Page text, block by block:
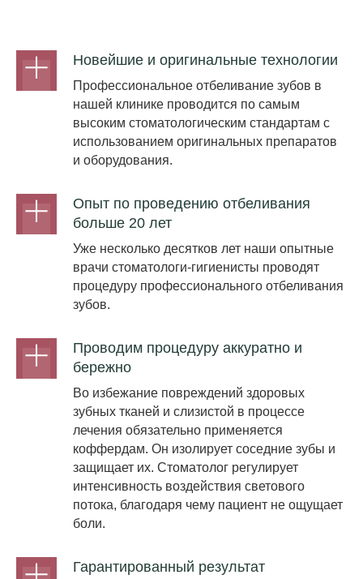
Новейшие и оригинальные технологии
Профессиональное отбеливание зубов в
нашей клинике проводится по самым
высоким стоматологическим стандартам с
использованием оригинальных препаратов
и оборудования.
Опыт по проведению отбеливания
больше 20 лет
Уже несколько десятков лет наши опытные
врачи стоматологи-гигиенисты проводят
процедуру профессионального отбеливания
зубов.
Проводим процедуру аккуратно и
бережно
Во избежание повреждений здоровых
зубных тканей и слизистой в процессе
лечения обязательно применяется
коффердам. Он изолирует соседние зубы и
защищает их. Стоматолог регулирует
интенсивность воздействия светового
потока, благодаря чему пациент не ощущает
боли.
Гарантированный результат